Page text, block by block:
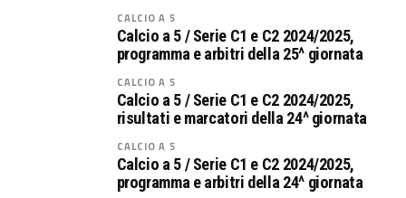
CALCIO A 5
Calcio a 5 / Serie C1 e C2 2024/2025,
programma e arbitri della 25^ giornata
CALCIO A 5
Calcio a 5 / Serie C1 e C2 2024/2025,
risultati e marcatori della 24^ giornata
CALCIO A 5
Calcio a 5 / Serie C1 e C2 2024/2025,
programma e arbitri della 24^ giornata